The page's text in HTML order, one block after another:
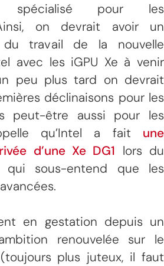
spécialisé pour les
on devrait avoir un
du travail de la nouvelle
avec les iGPU Xe à venir
peu plus tard on devrait
déclinaisons pour les
peut-être aussi pour les
qu’Intel a fait une
d’une Xe DG1 lors du
qui sous-entend que les
en gestation depuis un
renouvelée sur le
plus juteux, il faut